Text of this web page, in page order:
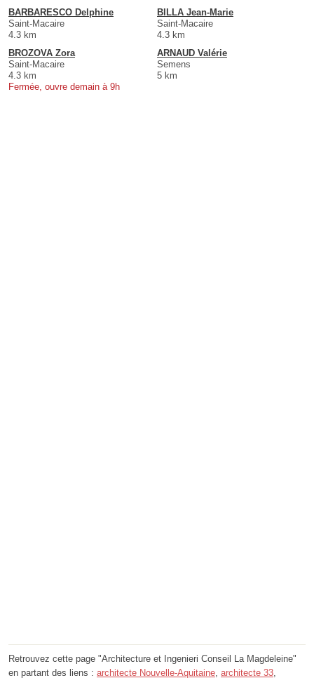
BARBARESCO Delphine
Saint-Macaire
4.3 km
BILLA Jean-Marie
Saint-Macaire
4.3 km
BROZOVA Zora
Saint-Macaire
4.3 km
Fermée, ouvre demain à 9h
ARNAUD Valérie
Semens
5 km
Retrouvez cette page "Architecture et Ingenieri Conseil La Magdeleine"
en partant des liens : architecte Nouvelle-Aquitaine architecte 33